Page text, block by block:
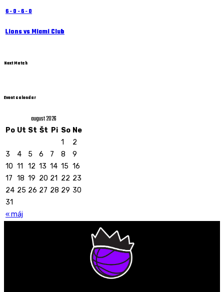
6-0-6-0
Lions vs Miami Club
Next Match
Event calendar
august 2026
Po Ut St Št Pi So Ne
« máj
1
2
3
4 5 6 7 8
9
10 11 12 13 14 15 16
17 18 19 20 21 22 23
24 25 26 27 28 29 30
31